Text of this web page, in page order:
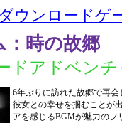
ダウンロードゲ
：時の故郷
ドアドベン
6年ぶりに訪れた故郷で再
彼女との幸せを掴むことが
アを感じるBGMが魅力のフ